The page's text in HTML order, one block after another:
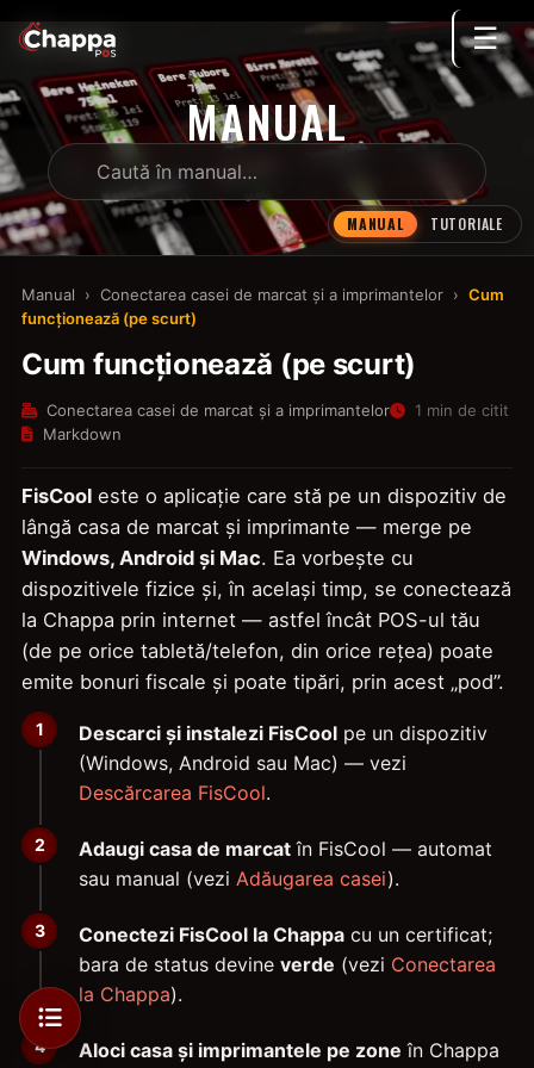
☰
MANUAL
MANUAL TUTORIALE
Manual › Conectarea casei de marcat și a imprimantelor › Cum
funcționează (pe scurt)
Cum funcționează (pe scurt)
Conectarea casei de marcat și a imprimantelor
1 min de citit
Markdown
FisCool este o aplicație care stă pe un dispozitiv de
lângă casa de marcat și imprimante — merge pe
Windows, Android și Mac. Ea vorbește cu
dispozitivele fizice și, în același timp, se conectează
la Chappa prin internet — astfel încât POS-ul tău
(de pe orice tabletă/telefon, din orice rețea) poate
emite bonuri fiscale și poate tipări, prin acest „pod”.
Descarci și instalezi FisCool pe un dispozitiv
(Windows, Android sau Mac) — vezi
Descărcarea FisCool.
Adaugi casa de marcat în FisCool — automat
sau manual (vezi Adăugarea casei).
Conectezi FisCool la Chappa cu un certificat;
bara de status devine verde (vezi Conectarea
la Chappa).
Aloci casa și imprimantele pe zone în Chappa